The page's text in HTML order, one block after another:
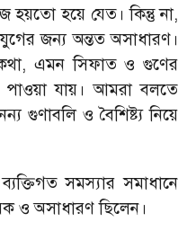
হয়তো হয়ে যেত। কিন্তু না,
জন্য অন্তত অসাধারণ।
, এমন সিফাত ও গুণের
পাওয়া যায়। আমরা বলতে
গুণাবলি ও বৈশিষ্ট্য নিয়ে
সমস্যার সমাধানে
ও অসাধারণ ছিলেন।